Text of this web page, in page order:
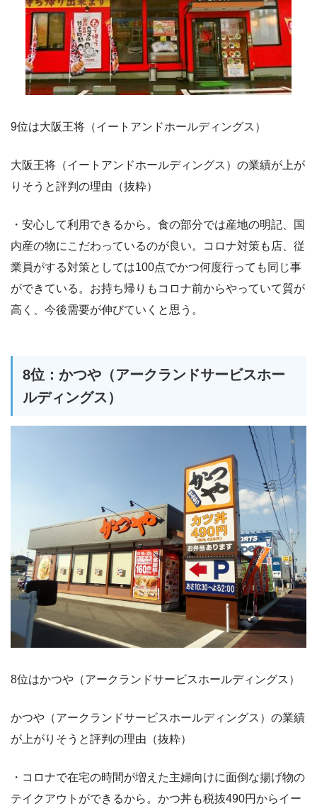
9位は大阪王将（イートアンドホールディングス）
大阪王将（イートアンドホールディングス）の業績が上が
りそうと評判の理由（抜粋）
・安心して利用できるから。食の部分では産地の明記、国
内産の物にこだわっているのが良い。コロナ対策も店、従
業員がする対策としては100点でかつ何度行っても同じ事
ができている。お持ち帰りもコロナ前からやっていて質が
高く、今後需要が伸びていくと思う。
8位：かつや（アークランドサービスホー
ルディングス）
8位はかつや（アークランドサービスホールディングス）
かつや（アークランドサービスホールディングス）の業績
が上がりそうと評判の理由（抜粋）
・コロナで在宅の時間が増えた主婦向けに面倒な揚げ物の
テイクアウトができるから。かつ丼も税抜490円からイー